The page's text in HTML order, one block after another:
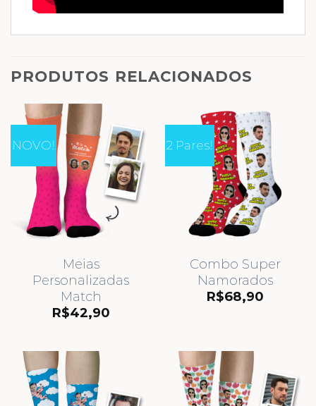
PRODUTOS RELACIONADOS
NOVO!
Meias
Personalizadas
Match
R$42,90
2 Pares!
Combo Super
Namorados
R$68,90